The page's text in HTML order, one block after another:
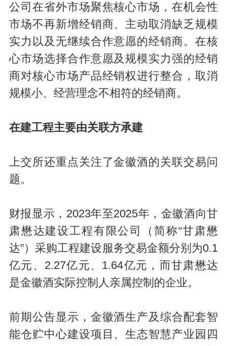
公司在省外市场聚焦核心市场，在机会性
市场不再新增经销商、主动取消缺乏规模
实力以及无继续合作意愿的经销商。在核
心市场选择合作意愿及规模实力强的经销
商对核心市场产品经销权进行整合，取消
规模小、经营理念不相符的经销商。
在建工程主要由关联方承建
上交所还重点关注了金徽酒的关联交易问
题。
财报显示，2023年至2025年，金徽酒向甘
肃懋达建设工程有限公司（简称“甘肃懋
达”）采购工程建设服务交易金额分别为0.1
亿元、2.27亿元、1.64亿元，而甘肃懋达
是金徽酒实际控制人亲属控制的企业。
前期公告显示，金徽酒生产及综合配套智
能仓贮中心建设项目、生态智慧产业园四